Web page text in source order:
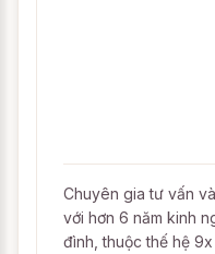
Chuyên gia tư vấn
với hơn 6 năm kinh
đình, thuộc thế hệ